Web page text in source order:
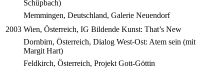
Schüpbach)
Memmingen, Deutschland, Galerie Neuendorf
2003 Wien, Österreich, IG Bildende Kunst: That’s New
Dornbirn, Österreich, Dialog West-Ost: Atem sein (mit
Margit Hart)
Feldkirch, Österreich, Projekt Gott-Göttin